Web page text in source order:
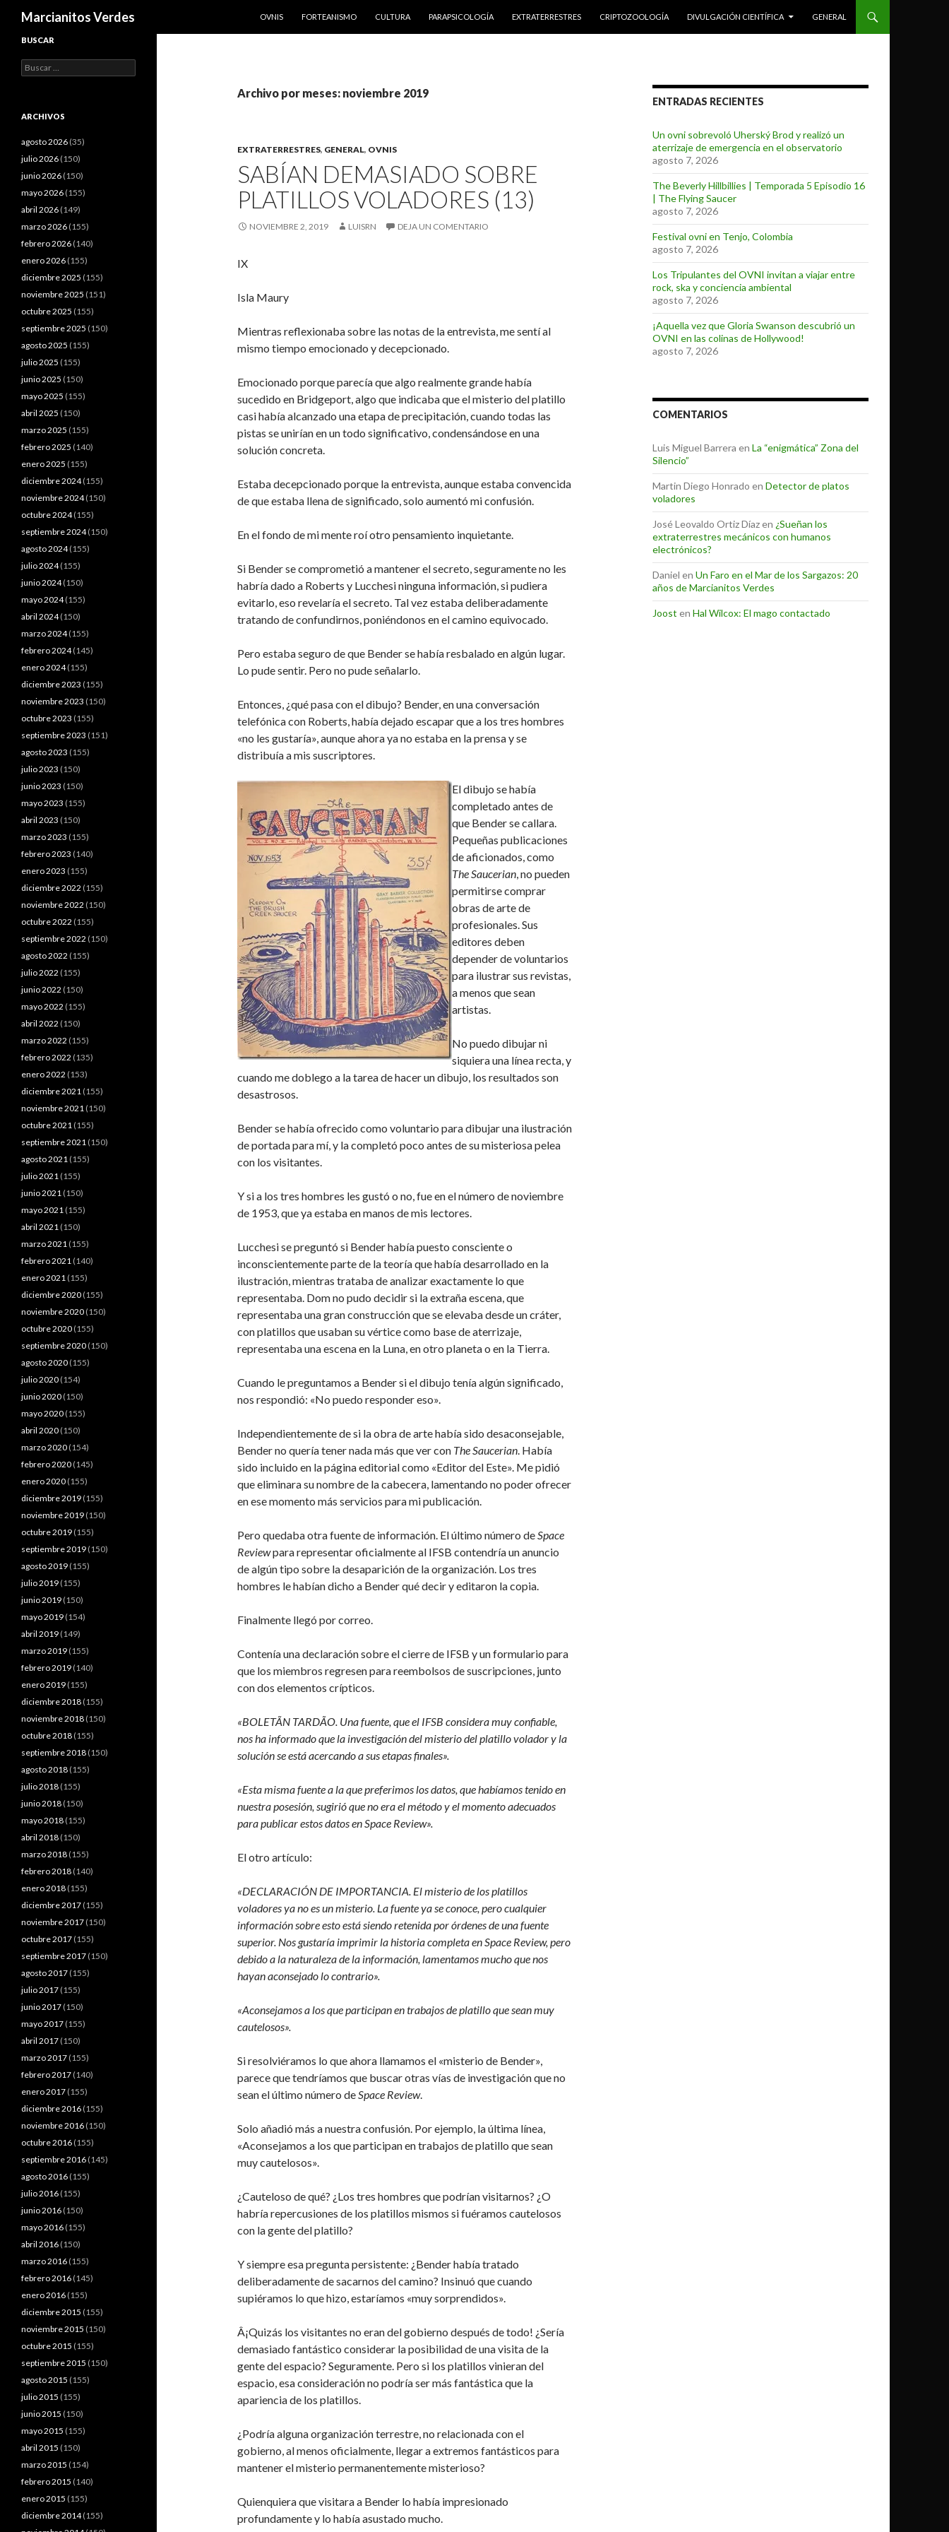
Marcianitos Verdes
OVNIS
FORTEANISMO CULTURA PARAPSICOLOGÍA EXTRATERRESTRES CRIPTOZOOLOGÍA DIVULGACIÓN CIENTÍFICA GENERAL
Archivo por meses: noviembre 2019
EXTRATERRESTRES, GENERAL, OVNIS
SABÍAN DEMASIADO SOBRE
PLATILLOS VOLADORES (13)
NOVIEMBRE 2, 2019 LUISRN DEJA UN COMENTARIO
IX
Isla Maury
Mientras reflexionaba sobre las notas de la entrevista, me sentí al
mismo tiempo emocionado y decepcionado.
Emocionado porque parecía que algo realmente grande había
sucedido en Bridgeport, algo que indicaba que el misterio del platillo
casi había alcanzado una etapa de precipitación, cuando todas las
pistas se unirían en un todo significativo, condensándose en una
solución concreta.
Estaba decepcionado porque la entrevista, aunque estaba convencida
de que estaba llena de significado, solo aumentó mi confusión.
En el fondo de mi mente roí otro pensamiento inquietante.
Si Bender se comprometió a mantener el secreto, seguramente no les
habría dado a Roberts y Lucchesi ninguna información, si pudiera
evitarlo, eso revelaría el secreto. Tal vez estaba deliberadamente
tratando de confundirnos, poniéndonos en el camino equivocado.
Pero estaba seguro de que Bender se había resbalado en algún lugar.
Lo pude sentir. Pero no pude señalarlo.
Entonces, ¿qué pasa con el dibujo? Bender, en una conversación
telefónica con Roberts, había dejado escapar que a los tres hombres
«no les gustaría», aunque ahora ya no estaba en la prensa y se
distribuía a mis suscriptores.
El dibujo se había
completado antes de
que Bender se callara.
Pequeñas publicaciones
de aficionados, como
The Saucerian, no pueden
permitirse comprar
obras de arte de
profesionales. Sus
editores deben
depender de voluntarios
para ilustrar sus revistas,
a menos que sean
artistas.
No puedo dibujar ni
siquiera una línea recta, y
cuando me doblego a la tarea de hacer un dibujo, los resultados son
desastrosos.
Bender se había ofrecido como voluntario para dibujar una ilustración
de portada para mí, y la completó poco antes de su misteriosa pelea
con los visitantes.
Y si a los tres hombres les gustó o no, fue en el número de noviembre
de 1953, que ya estaba en manos de mis lectores.
Lucchesi se preguntó si Bender había puesto consciente o
inconscientemente parte de la teoría que había desarrollado en la
ilustración, mientras trataba de analizar exactamente lo que
representaba. Dom no pudo decidir si la extraña escena, que
representaba una gran construcción que se elevaba desde un cráter,
con platillos que usaban su vértice como base de aterrizaje,
representaba una escena en la Luna, en otro planeta o en la Tierra.
Cuando le preguntamos a Bender si el dibujo tenía algún significado,
nos respondió: «No puedo responder eso».
Independientemente de si la obra de arte había sido desaconsejable,
Bender no quería tener nada más que ver con The Saucerian. Había
sido incluido en la página editorial como «Editor del Este». Me pidió
que eliminara su nombre de la cabecera, lamentando no poder ofrecer
en ese momento más servicios para mi publicación.
Pero quedaba otra fuente de información. El último número deSpace
Reviewpara representar oficialmente al IFSB contendría un anuncio
de algún tipo sobre la desaparición de la organización. Los tres
hombres le habían dicho a Bender qué decir y editaron la copia.
Finalmente llegó por correo.
Contenía una declaración sobre el cierre de IFSB y un formulario para
que los miembros regresen para reembolsos de suscripciones, junto
con dos elementos crípticos.
«BOLETÃN TARDÃO. Una fuente, que el IFSB considera muy confiable,
nos ha informado que la investigación del misterio del platillo volador y la
solución se está acercando a sus etapas finales».
«Esta misma fuente a la que preferimos los datos, que habíamos tenido en
nuestra posesión, sugirió que no era el método y el momento adecuados
para publicar estos datos en Space Review».
El otro artículo:
«DECLARACIÓN DE IMPORTANCIA. El misterio de los platillos
voladores ya no es un misterio. La fuente ya se conoce, pero cualquier
información sobre esto está siendo retenida por órdenes de una fuente
superior. Nos gustaría imprimir la historia completa en Space Review, pero
debido a la naturaleza de la información, lamentamos mucho que nos
hayan aconsejado lo contrario».
«Aconsejamos a los que participan en trabajos de platillo que sean muy
cautelosos».
Si resolviéramos lo que ahora llamamos el «misterio de Bender»,
parece que tendríamos que buscar otras vías de investigación que no
sean el último número deSpace Review.
Solo añadió más a nuestra confusión. Por ejemplo, la última línea,
«Aconsejamos a los que participan en trabajos de platillo que sean
muy cautelosos».
¿Cauteloso de qué? ¿Los tres hombres que podrían visitarnos? ¿O
habría repercusiones de los platillos mismos si fuéramos cautelosos
con la gente del platillo?
Y siempre esa pregunta persistente: ¿Bender había tratado
deliberadamente de sacarnos del camino? Insinuó que cuando
supiéramos lo que hizo, estaríamos «muy sorprendidos».
Â¡Quizás los visitantes no eran del gobierno después de todo! ¿Sería
demasiado fantástico considerar la posibilidad de una visita de la
gente del espacio? Seguramente. Pero si los platillos vinieran del
espacio, esa consideración no podría ser más fantástica que la
apariencia de los platillos.
¿Podría alguna organización terrestre, no relacionada con el
gobierno, al menos oficialmente, llegar a extremos fantásticos para
mantener el misterio permanentemente misterioso?
Quienquiera que visitara a Bender lo había impresionado
profundamente y lo había asustado mucho.
ENTRADAS RECIENTES
Un ovni sobrevoló Uherský Brod y realizó un
aterrizaje de emergencia en el observatorio
agosto 7, 2026
The Beverly Hillbillies | Temporada 5 Episodio 16
| The Flying Saucer
agosto 7, 2026
Festival ovni en Tenjo, Colombia
agosto 7, 2026
Los Tripulantes del OVNI invitan a viajar entre
rock, ska y conciencia ambiental
agosto 7, 2026
¡Aquella vez que Gloria Swanson descubrió un
OVNI en las colinas de Hollywood!
agosto 7, 2026
COMENTARIOS
Luis Miguel Barrera en La “enigmática” Zona del
Silencio”
Martin Diego Honrado en Detector de platos
voladores
José Leovaldo Ortiz Díazen ¿Sueñan los
extraterrestres mecánicos con humanos
electrónicos?
Daniel en Un Faro en el Mar de los Sargazos: 20
años de Marcianitos Verdes
Joost en Hal Wilcox: El mago contactado
BUSCAR
Buscar:
ARCHIVOS
agosto 2026 (35)
julio 2026 (150)
junio 2026 (150)
mayo 2026 (155)
abril 2026 (149)
marzo 2026 (155)
febrero 2026 (140)
enero 2026 (155)
diciembre 2025 (155)
noviembre 2025 (151)
octubre 2025 (155)
septiembre 2025 (150)
agosto 2025 (155)
julio 2025 (155)
junio 2025 (150)
mayo 2025 (155)
abril 2025 (150)
marzo 2025 (155)
febrero 2025 (140)
enero 2025 (155)
diciembre 2024(155)
noviembre 2024(150)
octubre 2024(155)
septiembre 2024(150)
agosto 2024(155)
julio 2024(155)
junio 2024(150)
mayo 2024(155)
abril 2024(150)
marzo 2024(155)
febrero 2024(145)
enero 2024(155)
diciembre 2023 (155)
noviembre 2023 (150)
octubre 2023 (155)
septiembre 2023 (151)
agosto 2023 (155)
julio 2023 (150)
junio 2023 (150)
mayo 2023 (155)
abril 2023 (150)
marzo 2023 (155)
febrero 2023 (140)
enero 2023 (155)
diciembre 2022 (155)
noviembre 2022 (150)
octubre 2022 (155)
septiembre 2022 (150)
agosto 2022 (155)
julio 2022 (155)
junio 2022 (150)
mayo 2022 (155)
abril 2022 (150)
marzo 2022 (155)
febrero 2022 (135)
enero 2022 (153)
diciembre 2021 (155)
noviembre 2021 (150)
octubre 2021 (155)
septiembre 2021 (150)
agosto 2021 (155)
julio 2021 (155)
junio 2021 (150)
mayo 2021 (155)
abril 2021 (150)
marzo 2021 (155)
febrero 2021 (140)
enero 2021 (155)
diciembre 2020 (155)
noviembre 2020 (150)
octubre 2020 (155)
septiembre 2020 (150)
agosto 2020 (155)
julio 2020 (154)
junio 2020 (150)
mayo 2020 (155)
abril 2020 (150)
marzo 2020 (154)
febrero 2020 (145)
enero 2020 (155)
diciembre 2019 (155)
noviembre 2019 (150)
octubre 2019 (155)
septiembre 2019 (150)
agosto 2019 (155)
julio 2019 (155)
junio 2019 (150)
mayo 2019 (154)
abril 2019 (149)
marzo 2019 (155)
febrero 2019 (140)
enero 2019 (155)
diciembre 2018 (155)
noviembre 2018 (150)
octubre 2018 (155)
septiembre 2018 (150)
agosto 2018 (155)
julio 2018 (155)
junio 2018 (150)
mayo 2018 (155)
abril 2018 (150)
marzo 2018 (155)
febrero 2018 (140)
enero 2018 (155)
diciembre 2017 (155)
noviembre 2017 (150)
octubre 2017 (155)
septiembre 2017 (150)
agosto 2017 (155)
julio 2017 (155)
junio 2017 (150)
mayo 2017 (155)
abril 2017 (150)
marzo 2017 (155)
febrero 2017 (140)
enero 2017 (155)
diciembre 2016 (155)
noviembre 2016 (150)
octubre 2016 (155)
septiembre 2016 (145)
agosto 2016 (155)
julio 2016 (155)
junio 2016 (150)
mayo 2016 (155)
abril 2016 (150)
marzo 2016 (155)
febrero 2016 (145)
enero 2016 (155)
diciembre 2015 (155)
noviembre 2015 (150)
octubre 2015 (155)
septiembre 2015 (150)
agosto 2015 (155)
julio 2015 (155)
junio 2015 (150)
mayo 2015 (155)
abril 2015 (150)
marzo 2015 (154)
febrero 2015 (140)
enero 2015 (155)
diciembre 2014(155)